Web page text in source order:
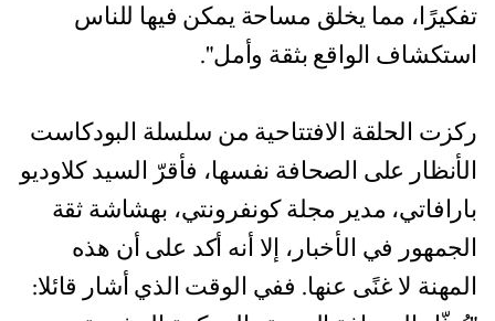
تفكيرًا، مما يخلق مساحة يمكن فيها للناس
استكشاف الواقع بثقة وأمل".
ركزت الحلقة الافتتاحية من سلسلة البودكاست
الأنظار على الصحافة نفسها، فأقرّ السيد كلاوديو
بارافاتي، مدير مجلة كونفرونتي، بهشاشة ثقة
الجمهور في الأخبار، إلا أنه أكد على أن هذه
المهنة لا غنًى عنها. ففي الوقت الذي أشار قائلا: